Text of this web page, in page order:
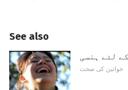
See also
لئے ہنسی
خواتین کی صحت